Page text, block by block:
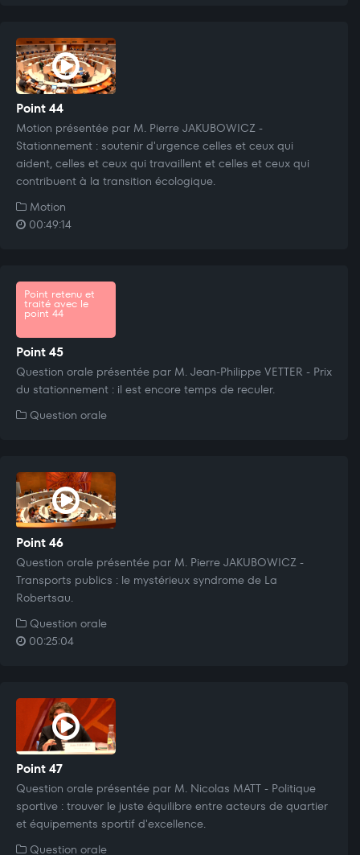
Point 44
Motion présentée par M. Pierre JAKUBOWICZ -
Stationnement : soutenir d'urgence celles et ceux qui
aident, celles et ceux qui travaillent et celles et ceux qui
contribuent à la transition écologique.
Motion
00:49:14
Point retenu et
traité avec le
point 44
Point 45
Question orale présentée par M. Jean-Philippe VETTER - Prix
du stationnement : il est encore temps de reculer.
Question orale
Point 46
Question orale présentée par M. Pierre JAKUBOWICZ -
Transports publics : le mystérieux syndrome de La
Robertsau.
Question orale
00:25:04
Point 47
Question orale présentée par M. Nicolas MATT - Politique
sportive : trouver le juste équilibre entre acteurs de quartier
et équipements sportif d'excellence.
Question orale